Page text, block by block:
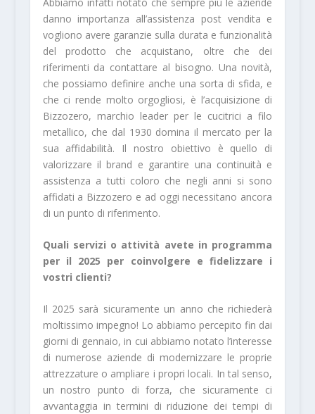
danno importanza all’assistenza post vendita e
vogliono avere garanzie sulla durata e funzionalità
del prodotto che acquistano, oltre che dei
riferimenti da contattare al bisogno. Una novità,
che possiamo definire anche una sorta di sfida, e
che ci rende molto orgogliosi, è l’acquisizione di
Bizzozero, marchio leader per le cucitrici a filo
metallico, che dal 1930 domina il mercato per la
sua affidabilità. Il nostro obiettivo è quello di
valorizzare il brand e garantire una continuità e
assistenza a tutti coloro che negli anni si sono
affidati a Bizzozero e ad oggi necessitano ancora
di un punto di riferimento.
Quali servizi o attività avete in programma
per il 2025 per coinvolgere e fidelizzare i
vostri clienti?
Il 2025 sarà sicuramente un anno che richiederà
moltissimo impegno! Lo abbiamo percepito fin dai
giorni di gennaio, in cui abbiamo notato l’interesse
di numerose aziende di modernizzare le proprie
attrezzature o ampliare i propri locali. In tal senso,
un nostro punto di forza, che sicuramente ci
avvantaggia in termini di riduzione dei tempi di